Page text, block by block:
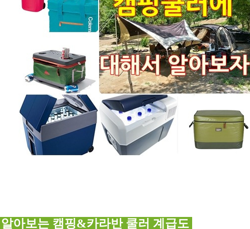
아보는 캠핑&카라반 쿨러 계급도